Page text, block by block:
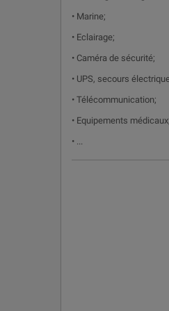
• Marine;
• Eclairage;
• Caméra de sécurité;
• UPS, secours
• Télécommunication;
• Equipements médicaux;
• ...